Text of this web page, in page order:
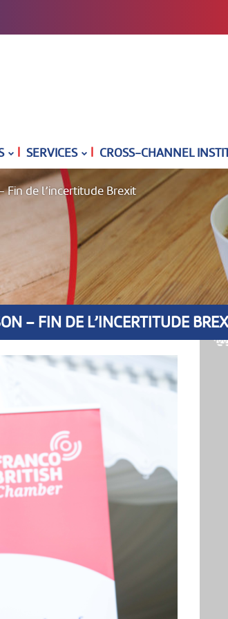
SERVICES CROSS-CHANNEL
Fin de l’incertitude Brexit
– FIN DE L’INCERTITUDE